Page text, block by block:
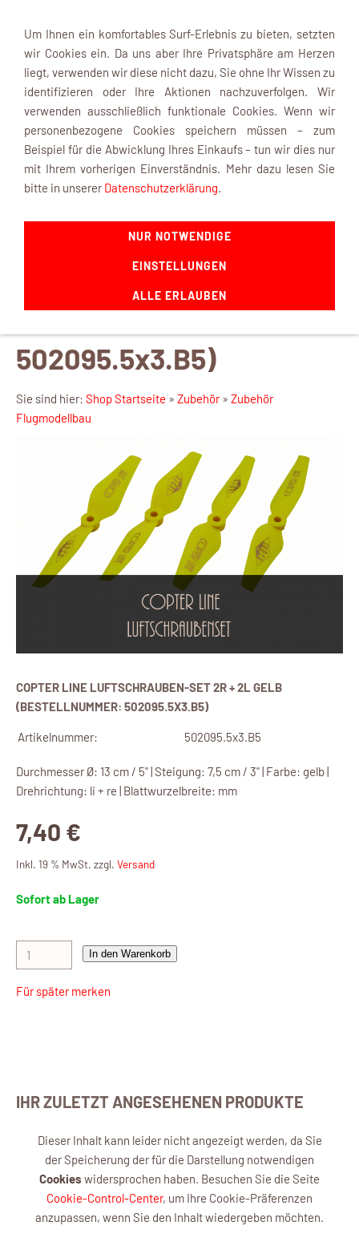
Navigation einblenden
Copter Line
Luftschrauben-Set 2R +
2L gelb (Bestellnummer:
502095.5x3.B5)
Sie sind hier: Shop Startseite » Zubehör» Zubehör
Flugmodellbau
COPTER LINE LUFTSCHRAUBEN-SET 2R + 2L GELB
(BESTELLNUMMER: 502095.5X3.B5)
Artikelnummer: 502095.5x3.B5
Durchmesser Ø: 13 cm / 5" | Steigung: 7,5 cm / 3" | Farbe: gelb |
Drehrichtung: li + re | Blattwurzelbreite: mm
7,40 €
Inkl. 19 % MwSt. zzgl. Versand
Sofort ab Lager
In den Warenkorb
Für später merken
IHR ZULETZT ANGESEHENEN PRODUKTE
Dieser Inhalt kann leider nicht angezeigt werden, da Sie
der Speicherung der für die Darstellung notwendigen
Cookies widersprochen haben. Besuchen Sie die Seite
Cookie-Control-Center, um Ihre Cookie-Präferenzen
anzupassen, wenn Sie den Inhalt wiedergeben möchten.
Um Ihnen ein komfortables Surf-Erlebnis zu bieten, setzten
wir Cookies ein. Da uns aber Ihre Privatsphäre am Herzen
liegt, verwenden wir diese nicht dazu, Sie ohne Ihr Wissen zu
identifizieren oder Ihre Aktionen nachzuverfolgen. Wir
verwenden ausschließlich funktionale Cookies. Wenn wir
personenbezogene Cookies speichern müssen – zum
Beispiel für die Abwicklung Ihres Einkaufs – tun wir dies nur
mit Ihrem vorherigen Einverständnis. Mehr dazu lesen Sie
bitte in unserer Datenschutzerklärung.
NUR NOTWENDIGE
EINSTELLUNGEN
ALLE ERLAUBEN